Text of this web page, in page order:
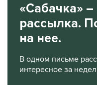
«Сабачка»
рассылка.
на нее.
В одном письме
интересное за